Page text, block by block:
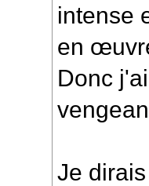
intense
en
Donc
Je